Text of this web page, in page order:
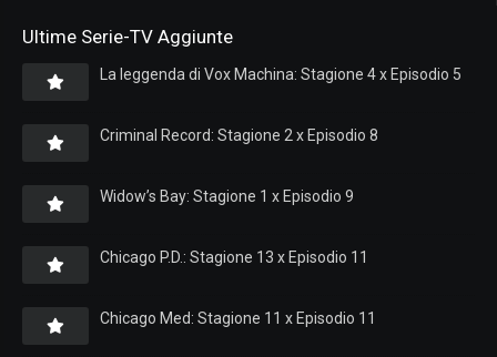
Ultime Serie-TV Aggiunte
La leggenda di Vox Machina: Stagione 4 x Episodio 5
Criminal Record: Stagione 2 x Episodio 8
Widow’s Bay: Stagione 1 x Episodio 9
Chicago P.D.: Stagione 13 x Episodio 11
Chicago Med: Stagione 11 x Episodio 11